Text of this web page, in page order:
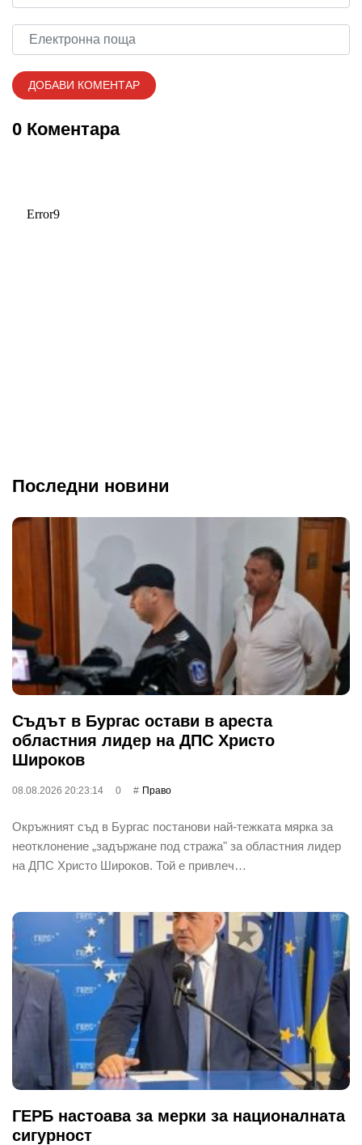
0 Коментара
Последни новини
Съдът в Бургас остави в ареста
областния лидер на ДПС Христо
Широков
08.08.2026 20:23:14 0 Право
Окръжният съд в Бургас постанови най-тежката мярка за
неотклонение „задържане под стража" за областния лидер
на ДПС Христо Широков. Той е привлеч…
ГЕРБ настоава за мерки за националната
сигурност